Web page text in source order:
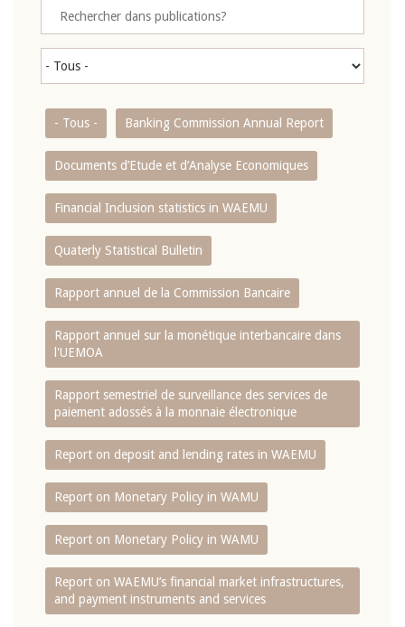
- Tous - Banking Commission Annual Report
Documents d’Etude et d’Analyse Economiques
Financial Inclusion statistics in WAEMU
Quaterly Statistical Bulletin
Rapport annuel de la Commission Bancaire
Rapport annuel sur la monétique interbancaire dans
l'UEMOA
Rapport semestriel de surveillance des services de
paiement adossés à la monnaie électronique
Report on deposit and lending rates in WAEMU
Report on Monetary Policy in WAMU
Report on Monetary Policy in WAMU
Report on WAEMU’s financial market infrastructures,
and payment instruments and services